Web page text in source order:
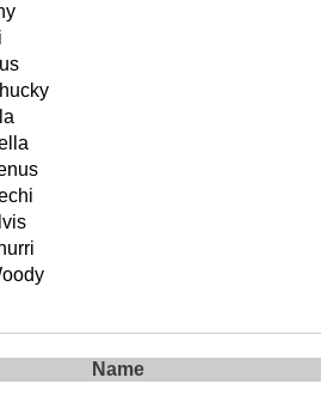
Name